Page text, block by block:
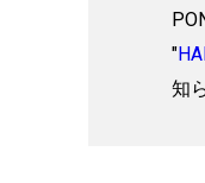
"
知